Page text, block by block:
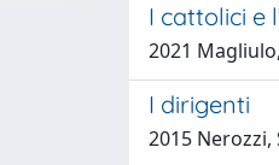
I cattolici e
2021
I dirigenti
2015 Nerozzi,